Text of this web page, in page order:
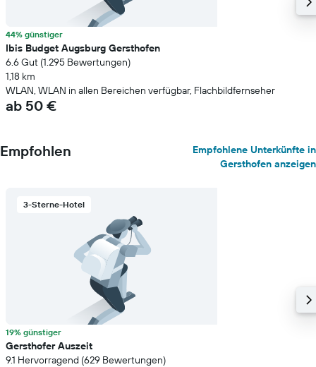
44% günstiger
Ibis Budget Augsburg Gersthofen
6.6 Gut (1.295 Bewertungen)
1,18 km
WLAN, WLAN in allen Bereichen verfügbar, Flachbildfernseher
ab 50 €
Empfohlen
Empfohlene Unterkünfte in
Gersthofen anzeigen
3-Sterne-Hotel
19% günstiger
Gersthofer Auszeit
9.1 Hervorragend (629 Bewertungen)